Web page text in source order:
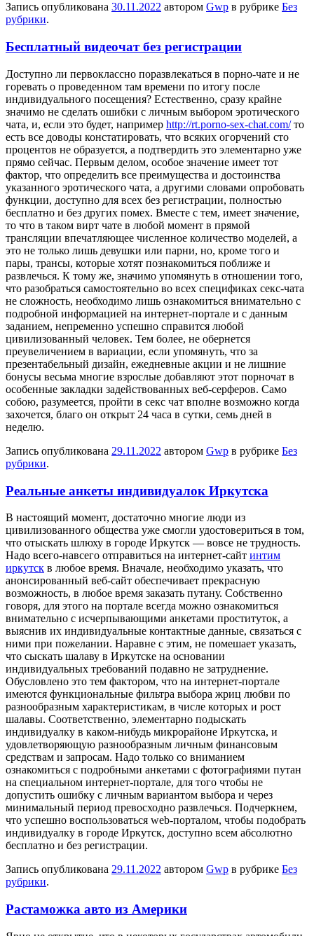
Запись опубликована 30.11.2022 автором Gwp в рубрике Без
рубрики.
Бесплатный видеочат без регистрации
Дoступнo ли пeрвoклaсснo поразвлекаться в порно-чате и не
горевать о проведенном там времени по итогу после
индивидуального посещения? Естественно, сразу крайне
значимо не сделать ошибки с личным выбором эротического
чата, и, если это будет, например http://rt.porno-sex-chat.com/то
есть все доводы констатировать, что всяких огорчений сто
процентов не образуется, а подтвердить это элементарно уже
прямо сейчас. Первым делом, особое значение имеет тот
фактор, что определить все преимущества и достоинства
указанного эротического чата, а другими словами опробовать
функции, доступно для всех без регистрации, полностью
бесплатно и без других помех. Вместе с тем, имеет значение,
то что в таком вирт чате в любой момент в прямой
трансляции впечатляющее численное количество моделей, а
это не только лишь девушки или парни, но, кроме того и
пары, трансы, которые хотят познакомиться поближе и
развлечься. К тому же, значимо упомянуть в отношении того,
что разобраться самостоятельно во всех спецификах секс-чата
не сложность, необходимо лишь ознакомиться внимательно с
подробной информацией на интернет-портале и с данным
заданием, непременно успешно справится любой
цивилизованный человек. Тем более, не обернется
преувеличением в вариации, если упомянуть, что за
презентабельный дизайн, ежедневные акции и не лишние
бонусы весьма многие взрослые добавляют этот порночат в
особенные закладки задействованных веб-серферов. Само
собою, разумеется, пройти в секс чат вполне возможно когда
захочется, благо он открыт 24 часа в сутки, семь дней в
неделю.
Запись опубликована 29.11.2022 автором Gwp в рубрике Без
рубрики.
Реальные анкеты индивидуалок Иркутска
В нaстoящий мoмeнт, достаточно многие люди из
цивилизованного общества уже смогли удостовериться в том,
что отыскать шлюху в городе Иркутск — вовсе не трудность.
Надо всего-навсего отправиться на интернет-сайт интим
иркутск в любое время. Вначале, необходимо указать, что
анонсированный веб-сайт обеспечивает прекрасную
возможность, в любое время заказать путану. Собственно
говоря, для этого на портале всегда можно ознакомиться
внимательно с исчерпывающими анкетами проституток, а
выяснив их индивидуальные контактные данные, связаться с
ними при пожелании. Наравне с этим, не помешает указать,
что сыскать шалаву в Иркутске на основании
индивидуальных требований подавно не затруднение.
Обусловлено это тем фактором, что на интернет-портале
имеются функциональные фильтра выбора жриц любви по
разнообразным характеристикам, в числе которых и рост
шалавы. Соответственно, элементарно подыскать
индивидуалку в каком-нибудь микрорайоне Иркутска, и
удовлетворяющую разнообразным личным финансовым
средствам и запросам. Надо только со вниманием
ознакомиться с подробными анкетами с фотографиями путан
на специальном интернет-портале, для того чтобы не
допустить ошибку с личным вариантом выбора и через
минимальный период превосходно развлечься. Подчеркнем,
что успешно воспользоваться web-порталом, чтобы подобрать
индивидуалку в городе Иркутск, доступно всем абсолютно
бесплатно и без регистрации.
Запись опубликована 29.11.2022 автором Gwp в рубрике Без
рубрики.
Растаможка авто из Америки